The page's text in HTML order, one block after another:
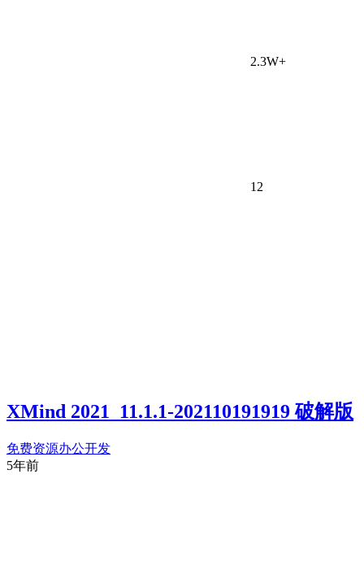
2.3W+
12
XMind 2021_11.1.1-202110191919 破解版
免费资源办公开发
5年前